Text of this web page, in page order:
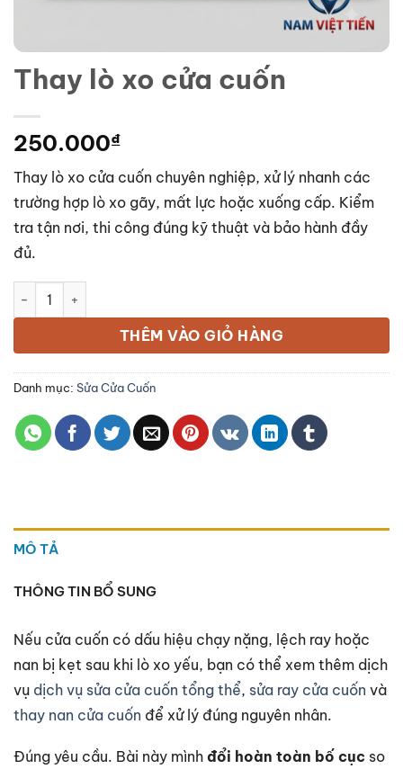
Thay lò xo cửa cuốn
250.000₫
Thay lò xo cửa cuốn chuyên nghiệp, xử lý nhanh các
trường hợp lò xo gãy, mất lực hoặc xuống cấp. Kiểm
tra tận nơi, thi công đúng kỹ thuật và bảo hành đầy
đủ.
Thay lò xo cửa cuốn số lượng
THÊM VÀO GIỎ HÀNG
Danh mục: Sửa Cửa Cuốn
MÔ TẢ
THÔNG TIN BỔ SUNG
Nếu cửa cuốn có dấu hiệu chạy nặng, lệch ray hoặc
nan bị kẹt sau khi lò xo yếu, bạn có thể xem thêm dịch
vụ dịch vụ sửa cửa cuốn tổng thể, sửa ray cửa cuốn và
thay nan cửa cuốn để xử lý đúng nguyên nhân.
Đúng yêu cầu. Bài này mình đổi hoàn toàn bố cục so